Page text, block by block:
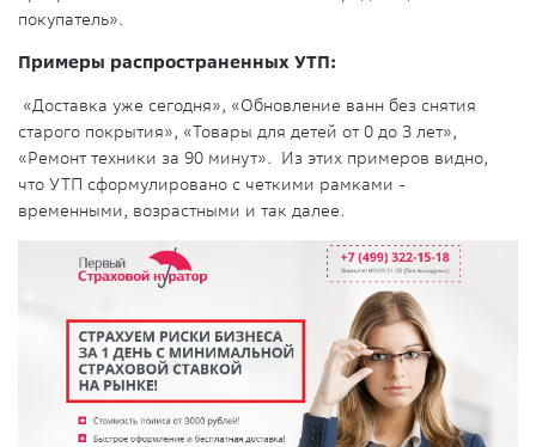
покупатель».
Примеры распространенных УТП:
«Доставка уже сегодня», «Обновление ванн без снятия
старого покрытия», «Товары для детей от 0 до 3 лет»,
«Ремонт техники за 90 минут». Из этих примеров видно,
что УТП сформулировано с четкими рамками -
временными, возрастными и так далее.